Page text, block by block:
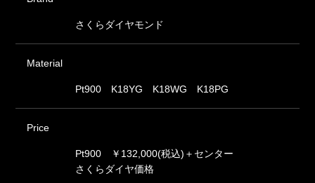
さくらダイヤモンド
Material
Pt900 K18YG K18WG K18PG
Price
Pt900 ￥132,000(税込)＋センター
さくらダイヤ価格